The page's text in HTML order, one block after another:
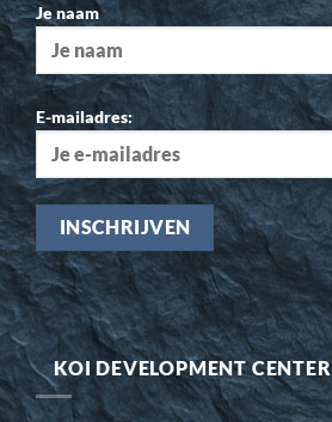
Je naam
E-mailadres:
KOI DEVELOPMENT CENTER